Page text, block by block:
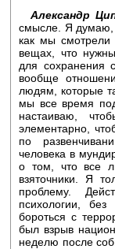
Александр
смысле. Я думаю,
как мы
вещах, что нужны
для сохранения
вообще
людям, которые
мы все время
настаиваю,
элементарно,
по
человека в
о том, что все
взяточники. Я
проблему.
психологии,
бороться с
был взрыв
неделю после